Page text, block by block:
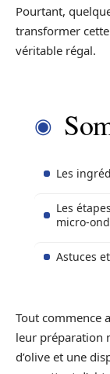
Pourtant,
transformer
véritable régal.
Les
Les
micro-
Astuces
Tout commence
leur préparation
d’olive et une